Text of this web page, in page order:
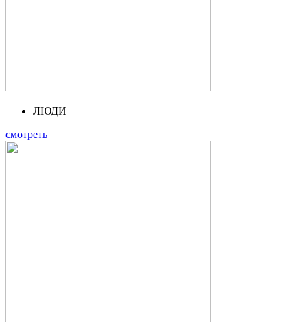
ЛЮДИ
смотреть